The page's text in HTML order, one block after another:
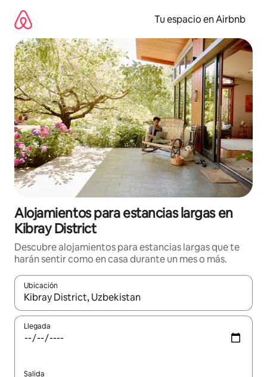
contenido
Tu espacio en Airbnb
Alojamientos para estancias largas en
Kibray District
Descubre alojamientos para estancias largas que te
harán sentir como en casa durante un mes o más.
Ubicación
Cuando los resultados estén disponibles, podrás navegar
Llegada
Salida